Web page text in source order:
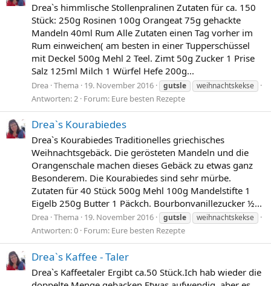
Drea`s himmlische Stollenpralinen Zutaten für ca. 150
Stück: 250g Rosinen 100g Orangeat 75g gehackte
Mandeln 40ml Rum Alle Zutaten einen Tag vorher im
Rum einweichen( am besten in einer Tupperschüssel
mit Deckel 500g Mehl 2 Teel. Zimt 50g Zucker 1 Prise
Salz 125ml Milch 1 Würfel Hefe 200g...
Drea Thema 19. November 2016 gutsle weihnachtskekse
Antworten: 2 Forum: Eure besten Rezepte
Drea`s Kourabiedes
Drea`s Kourabiedes Traditionelles griechisches
Weihnachtsgebäck. Die gerösteten Mandeln und die
Orangenschale machen dieses Gebäck zu etwas ganz
Besonderem. Die Kourabiedes sind sehr mürbe.
Zutaten für 40 Stück 500g Mehl 100g Mandelstifte 1
Eigelb 250g Butter 1 Päckch. Bourbonvanillezucker ½...
Drea Thema 19. November 2016 gutsle weihnachtskekse
Antworten: 0 Forum: Eure besten Rezepte
Drea`s Kaffee - Taler
Drea`s Kaffeetaler Ergibt ca.50 Stück.Ich hab wieder die